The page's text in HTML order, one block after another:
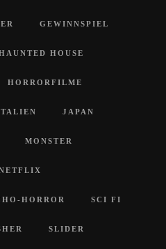
GEWINNSPIEL
HOUSE
HORRORFILME
JAPAN
MONSTER
HORROR SCI FI
SLIDER